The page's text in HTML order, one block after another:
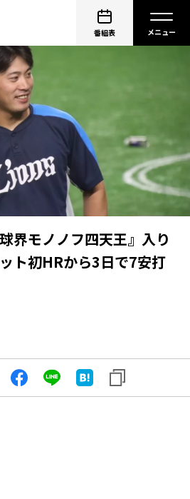
番組表
界モノノフ四天王』入り
ト初HRから3日で7安打